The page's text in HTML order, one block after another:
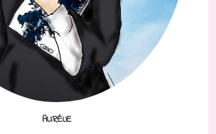
AURÉLIE